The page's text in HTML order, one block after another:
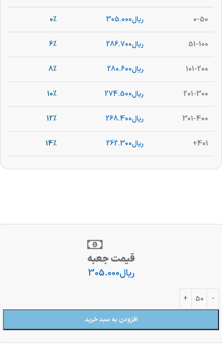
0-50 ریال305.000
0%
51-100 ریال286.700
6%
101-200 ریال280.600
8%
201-300 ریال274.500
10%
301-400 ریال268.400
12%
401+ ریال262.300
14%
قیمت جعبه
ریال305.000
افزودن به سبد خرید